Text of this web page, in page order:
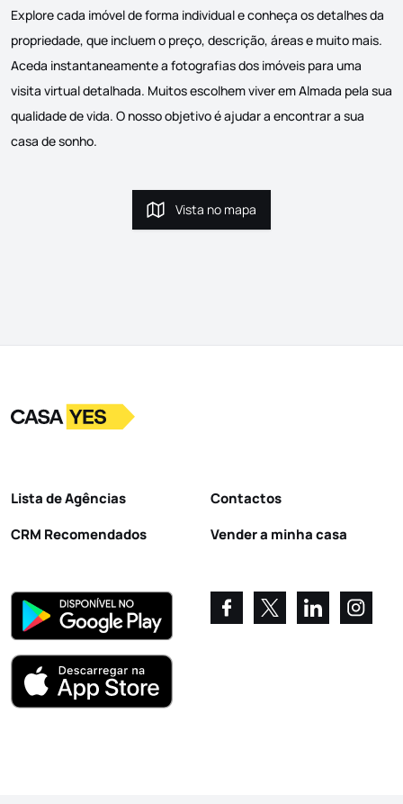
Explore cada imóvel de forma individual e conheça os detalhes da
propriedade, que incluem o preço, descrição, áreas e muito mais.
Aceda instantaneamente a fotografias dos imóveis para uma
visita virtual detalhada. Muitos escolhem viver em Almada pela sua
qualidade de vida. O nosso objetivo é ajudar a encontrar a sua
casa de sonho.
Vista no mapa
Vista no mapa
LogoIr para a homepage
Lista de Agências
CRM Recomendados
Contactos
Vender a minha casa